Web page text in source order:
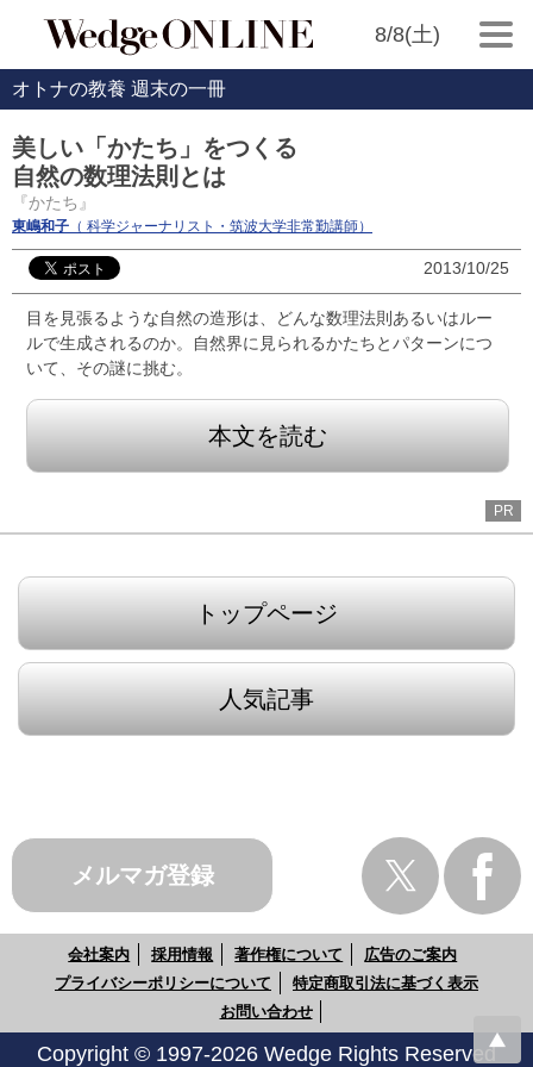
8/8(土)
オトナの教養 週末の一冊
美しい「かたち」をつくる
自然の数理法則とは
『かたち』
東嶋和子 （ 科学ジャーナリスト・筑波大学非常勤講師）
2013/10/25
目を見張るような自然の造形は、どんな数理法則あるいはルー
ルで生成されるのか。自然界に見られるかたちとパターンにつ
いて、その謎に挑む。
本文を読む
PR
トップページ
人気記事
メルマガ登録
会社案内 採用情報 著作権について
広告のご案内
プライバシーポリシーについて
特定商取引法に基づく表示
お問い合わせ
Copyright © 1997-2026 Wedge Rights Reserved